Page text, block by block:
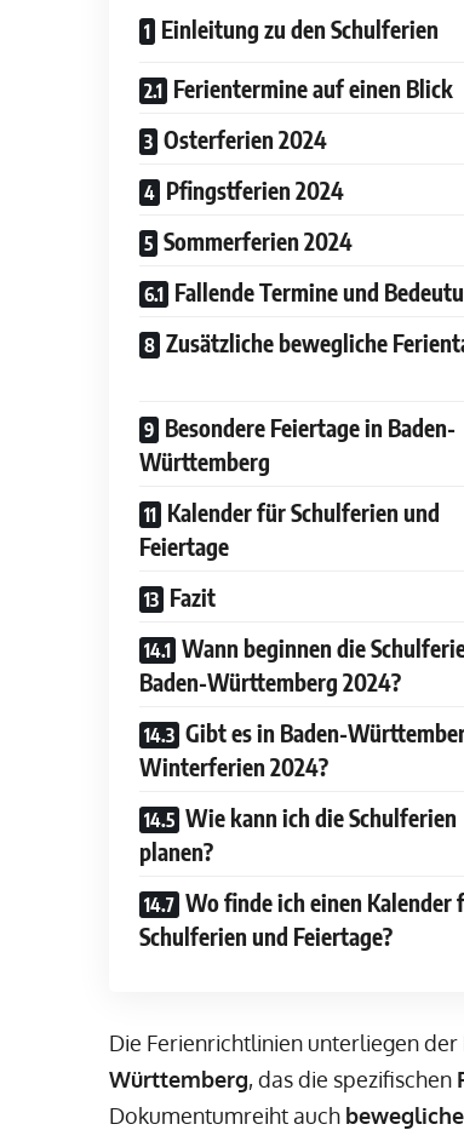
Einleitung zu den Schulferien
Ferientermine auf einen Blick
Osterferien 2024
Pfingstferien 2024
Sommerferien 2024
Fallende Termine und
Zusätzliche bewegliche
Besondere Feiertage in Baden-
Württemberg
Kalender für Schulferien und
Feiertage
Fazit
Wann beginnen die
Baden-Württemberg 2024?
Gibt es in Baden-
Winterferien 2024?
Wie kann ich die Schulferien
planen?
Wo finde ich einen Kalender
Schulferien und Feiertage?
Die Ferienrichtlinien unterliegen
Württemberg, das die spezifischen
Dokumentumreiht auch